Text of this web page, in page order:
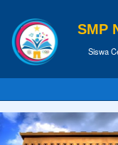
SMP
Siswa